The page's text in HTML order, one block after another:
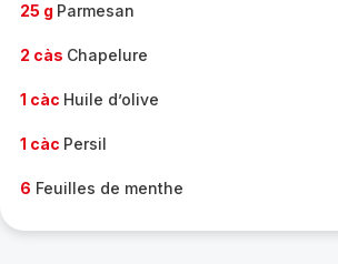
25 g Parmesan
2 càs Chapelure
1 càc Huile d’olive
1 càc Persil
6 Feuilles de menthe